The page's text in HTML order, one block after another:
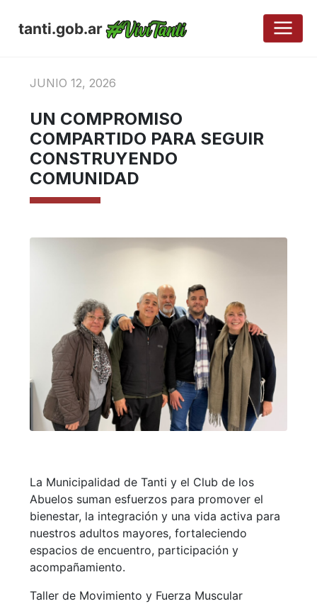
tanti.gob.ar
JUNIO 12, 2026
UN COMPROMISO
COMPARTIDO PARA SEGUIR
CONSTRUYENDO
COMUNIDAD
La Municipalidad de Tanti y el Club de los
Abuelos suman esfuerzospara promover el
bienestar, la integración y una vida activa para
nuestros adultos mayores, fortaleciendo
espacios de encuentro, participación y
acompañamiento.
Taller de Movimiento y Fuerza Muscular